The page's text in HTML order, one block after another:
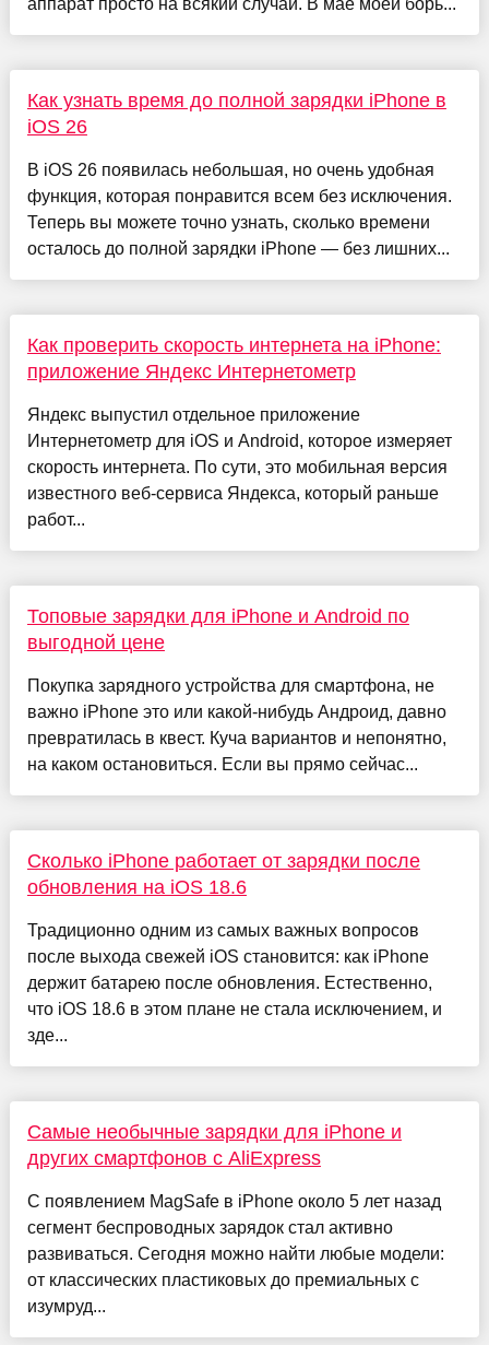
Как узнать время до полной зарядки iPhone в
iOS 26
В iOS 26 появилась небольшая, но очень удобная
функция, которая понравится всем без исключения.
Теперь вы можете точно узнать, сколько времени
осталось до полной зарядки iPhone — без лишних...
Как проверить скорость интернета на iPhone:
приложение Яндекс Интернетометр
Яндекс выпустил отдельное приложение
Интернетометр для iOS и Android, которое измеряет
скорость интернета. По сути, это мобильная версия
известного веб-сервиса Яндекса, который раньше
работ...
Топовые зарядки для iPhone и Android по
выгодной цене
Покупка зарядного устройства для смартфона, не
важно iPhone это или какой-нибудь Андроид, давно
превратилась в квест. Куча вариантов и непонятно,
на каком остановиться. Если вы прямо сейчас...
Сколько iPhone работает от зарядки после
обновления на iOS 18.6
Традиционно одним из самых важных вопросов
после выхода свежей iOS становится: как iPhone
держит батарею после обновления. Естественно,
что iOS 18.6 в этом плане не стала исключением, и
зде...
Самые необычные зарядки для iPhone и
других смартфонов с AliExpress
С появлением MagSafe в iPhone около 5 лет назад
сегмент беспроводных зарядок стал активно
развиваться. Сегодня можно найти любые модели:
от классических пластиковых до премиальных с
изумруд...